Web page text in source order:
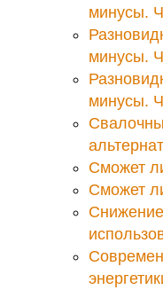
минусы.
минусы.
минусы.
Сможет
Сможет